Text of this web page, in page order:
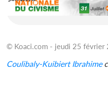
© Koaci.com - jeudi 25
Coulibaly-Kuibiert Ibrahime